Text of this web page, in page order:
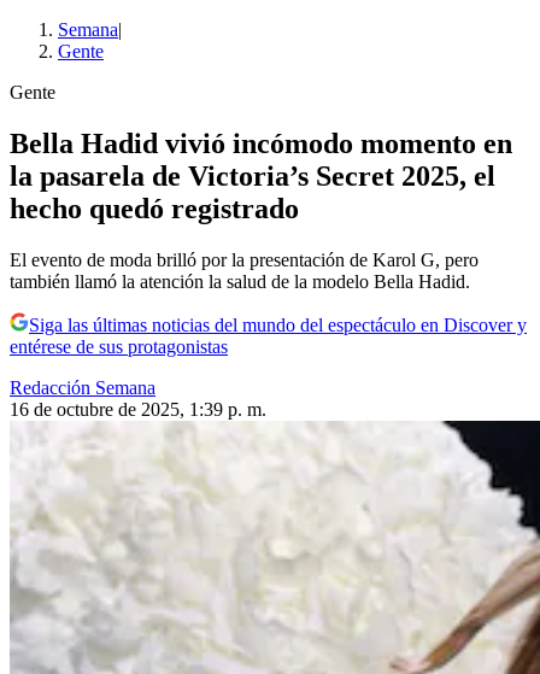
Semana|
Gente
Gente
Bella Hadid vivió incómodo momento en
la pasarela de Victoria’s Secret 2025, el
hecho quedó registrado
El evento de moda brilló por la presentación de Karol G, pero
también llamó la atención la salud de la modelo Bella Hadid.
Siga las últimas noticias del mundo del espectáculo en Discover y
entérese de sus protagonistas
Redacción Semana
16 de octubre de 2025, 1:39 p. m.